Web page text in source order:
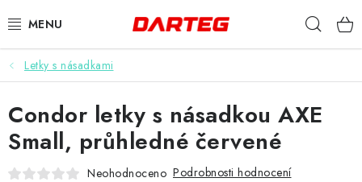
na
ŠIPKY
TERČE
DOPLŇKY K TERČI
Letky s násadkami
Condor letky s násadkou AXE
Small, průhledné červené
Neohodnoceno Podrobnosti hodnocení